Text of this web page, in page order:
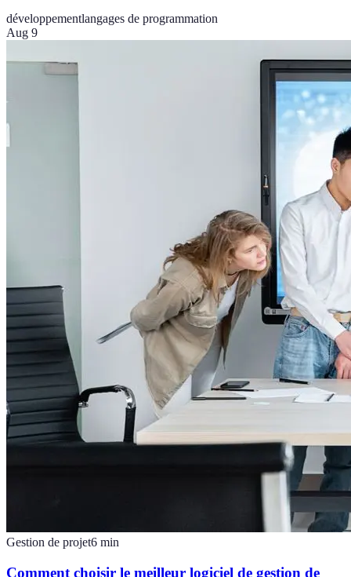
développementlangages de programmation
Aug 9
Gestion de projet6 min
Comment choisir le meilleur logiciel de gestion de